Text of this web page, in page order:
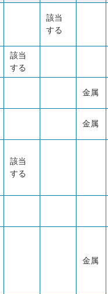
該当
する
該当
する
金属
金属
該当
する
金属